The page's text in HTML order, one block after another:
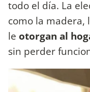
todo el día. La
como la
le otorgan al
sin perder